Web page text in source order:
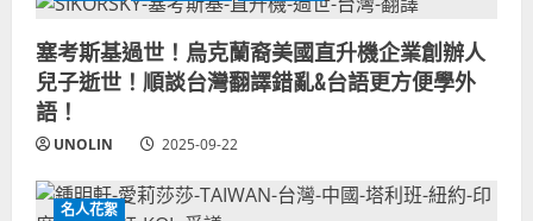
塞考斯基過世！烏克蘭裔美國直升機企業創辦人
兒子逝世！順談台灣翻譯錯亂&台語更方便學外
語！
UNOLIN 2025-09-22
名人花絮